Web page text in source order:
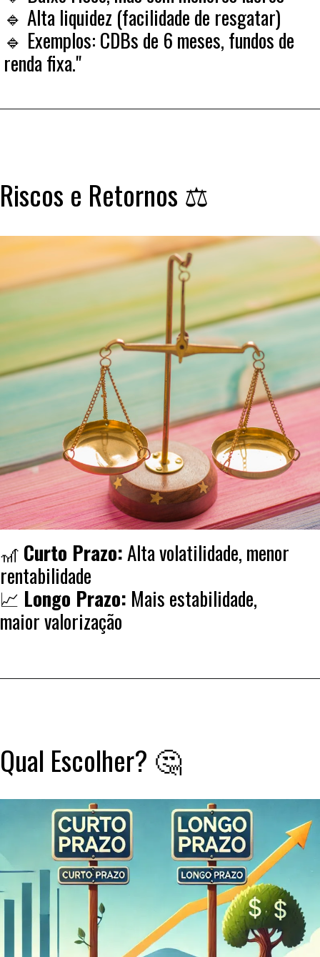
🔹 Alta liquidez (facilidade de resgatar)
🔹 Exemplos: CDBs de 6 meses, fundos de
renda fixa."
Riscos e Retornos ⚖️
🎢 Curto Prazo:Alta volatilidade, menor
rentabilidade
📈 Longo Prazo: Mais estabilidade,
maior valorização
Qual Escolher? 🤔